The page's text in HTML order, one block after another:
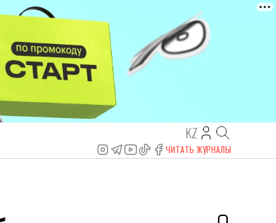
KZ
ЧИТАТЬ ЖУРНАЛЫ